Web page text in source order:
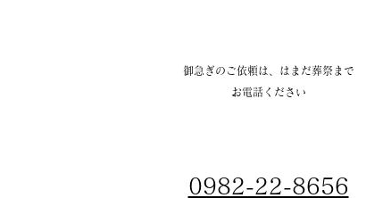
御急ぎのご依頼は、はまだ葬祭まで
お電話ください
0982-22-8656